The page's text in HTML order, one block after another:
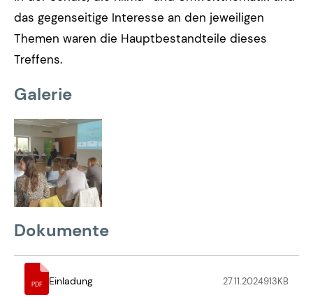
das gegenseitige Interesse an den jeweiligen
Themen waren die Hauptbestandteile dieses
Treffens.
Galerie
Dokumente
PDF Einladung 27.11.2024913KB